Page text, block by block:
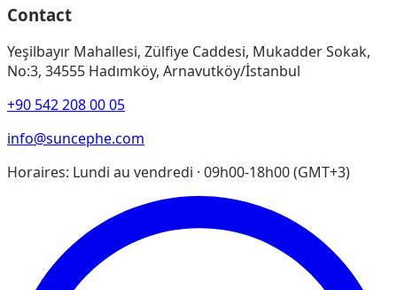
Contact
Yeşilbayır Mahallesi, Zülfiye Caddesi, Mukadder Sokak,
No:3, 34555 Hadımköy, Arnavutköy/İstanbul
+90 542 208 00 05
info@suncephe.com
Horaires: Lundi au vendredi · 09h00-18h00 (GMT+3)